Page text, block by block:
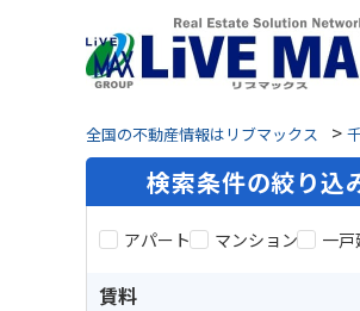
全国の不動産情報はリブマックス >
検索条件の絞り込
アパート マンション 一戸
賃料